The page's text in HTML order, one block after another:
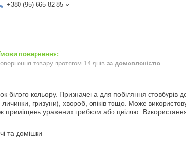
+380 (95) 665-82-85
товару протягом 14 днів за домовленістю
білого кольору. Призначена для побіляння стовбурів
личинки, гризуни), хвороб, опіків тощо. Може
приміщень уражених грибком або цвіллю.
та домішки